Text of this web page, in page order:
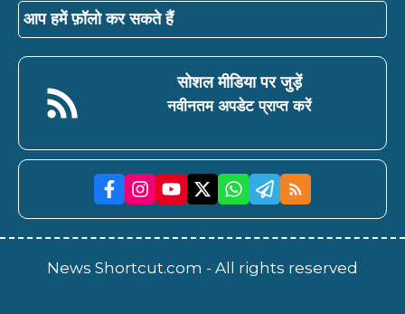
आप हमें फ़ॉलो कर सकते हैं
सोशल मीडिया पर जुड़ें
नवीनतम अपडेट प्राप्त करें
News Shortcut.com - All rights reserved